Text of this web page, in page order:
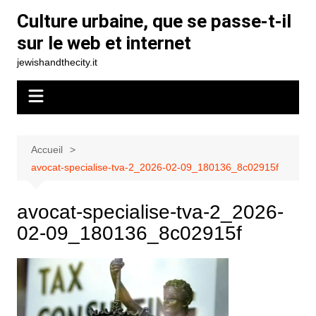
contenu
Culture urbaine, que se passe-t-il
sur le web et internet
jewishandthecity.it
Accueil
avocat-specialise-tva-2_2026-02-09_180136_8c02915f
avocat-specialise-tva-2_2026-
02-09_180136_8c02915f